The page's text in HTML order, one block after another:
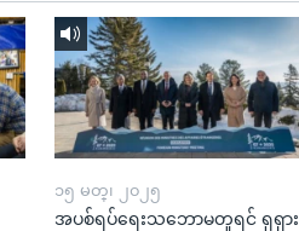
၁၅ မတ္၊ ၂၀၂၅
အပစ်ရပ်ရေးသဘောမတူရင် ရုရှား